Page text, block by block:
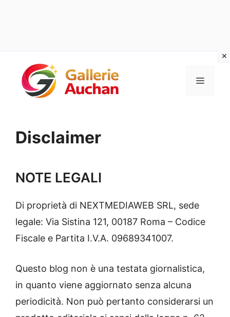
contenuto
MENU
Disclaimer
NOTE LEGALI
Di proprietà di NEXTMEDIAWEB SRL, sede
legale: Via Sistina 121, 00187 Roma – Codice
Fiscale e Partita I.V.A. 09689341007.
Questo blog non è una testata giornalistica,
in quanto viene aggiornato senza alcuna
periodicità. Non può pertanto considerarsi un